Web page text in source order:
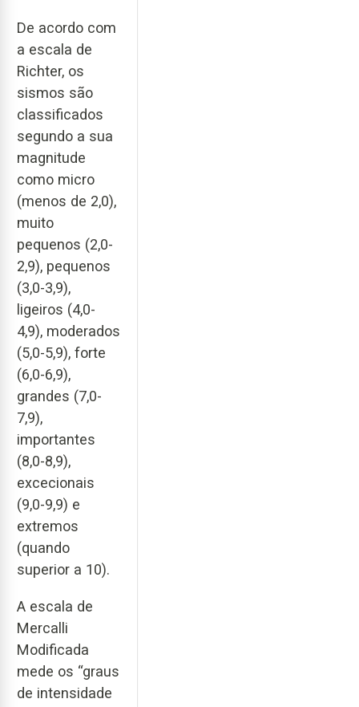
De acordo com
a escala de
Richter, os
sismos são
classificados
segundo a sua
magnitude
como micro
(menos de 2,0),
muito
pequenos (2,0-
2,9), pequenos
(3,0-3,9),
ligeiros (4,0-
4,9), moderados
(5,0-5,9), forte
(6,0-6,9),
grandes (7,0-
7,9),
importantes
(8,0-8,9),
excecionais
(9,0-9,9) e
extremos
(quando
superior a 10).
A escala de
Mercalli
Modificada
mede os “graus
de intensidade